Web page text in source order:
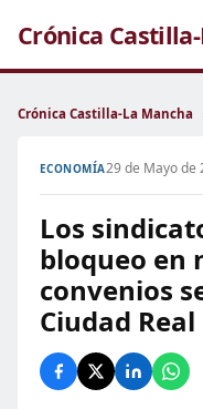
Crónica
Crónica Castilla-La Mancha
ECONOMÍA29 de Mayo de
Los
bloqueo en
convenios
Ciudad Real